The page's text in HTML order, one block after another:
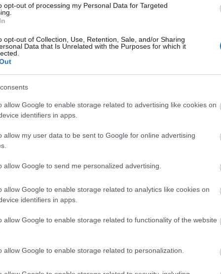
opt-out of processing my Personal Data for Targeted
opt-out of Collection, Use, Retention, Sale, and/or Sharing
Data that Is Unrelated with the Purposes for which it
allow Google to enable storage related to advertising like cookies on
identifiers in apps.
allow my user data to be sent to Google for online advertising
allow Google to send me personalized advertising.
allow Google to enable storage related to analytics like cookies on
identifiers in apps.
allow Google to enable storage related to functionality of the website
allow Google to enable storage related to personalization.
og til å sette meg nye mål, sier han til
enn da han fokuserte på
smalt sprintfokus til langløp vært?
og det er klart at det er forskjell på å gå 1.5
terreng. Og nå er det bare staking, så jeg har
fram til 2025 tok Håvard Solås Taugbøl en seier
i Drammen i 2024.
OL for Norge. Han tok bronse på sprinten under
under VM i Planica 2023 og VM i Trondheim